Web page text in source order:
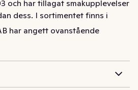
och har tillagat smakupplevelser
dess. I sortimentet finns i
och saft, också gurka och
om Önos och deras
Denna jordgubbssylt
har angett ovanstående